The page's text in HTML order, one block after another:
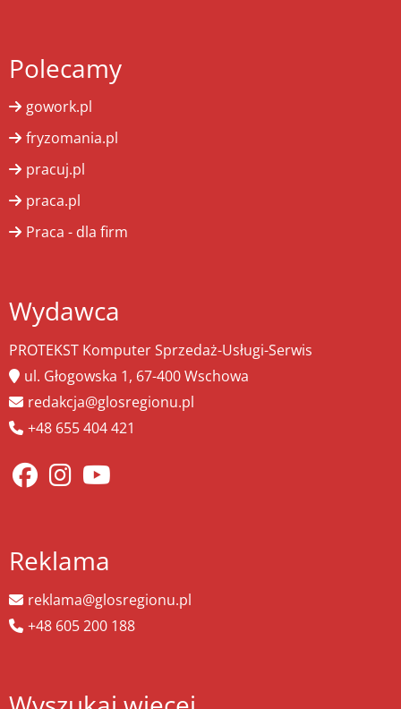
Polecamy
gowork.pl
fryzomania.pl
pracuj.pl
praca.pl
Praca - dla firm
Wydawca
PROTEKST Komputer Sprzedaż-Usługi-Serwis
ul. Głogowska 1, 67-400 Wschowa
redakcja@glosregionu.pl
+48 655 404 421
Reklama
reklama@glosregionu.pl
+48 605 200 188